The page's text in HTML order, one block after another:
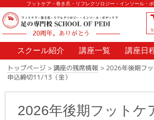
フットケア・巻き爪・リフレクソロジー・インソール・
20周年。ありがとう
スクール紹介 講座一覧 講座日
トップページ> 講座の残席情報> 2026年後期フ
申込締切11/13（金）
2026年後期フットケ